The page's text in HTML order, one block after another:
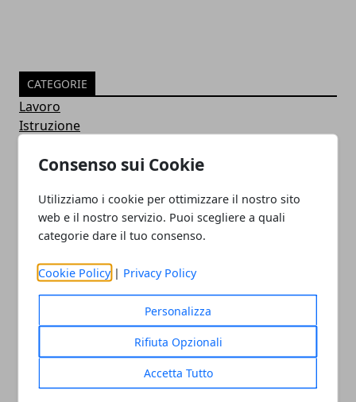
Consenso sui Cookie
Utilizziamo i cookie per ottimizzare il nostro sito
web e il nostro servizio. Puoi scegliere a quali
categorie dare il tuo consenso.
Cookie Policy | Privacy Policy
Personalizza
Rifiuta Opzionali
Accetta Tutto
CATEGORIE
Lavoro
Istruzione
Notizie
Approfondimenti
Intrattenimento
Sociale
Confronto
Concorrenza
Cellulari e Smartphone
Immagini e GIF Buongiorno per Whatsapp
Strumenti
Featured